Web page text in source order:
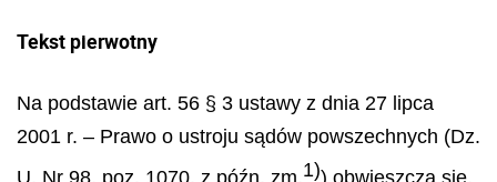
Tekst pierwotny
Na podstawie art. 56 § 3 ustawy z dnia 27 lipca
2001 r. – Prawo o ustroju sądów powszechnych (Dz.
U. Nr 98, poz. 1070, z późn. zm.1)) obwieszcza się,